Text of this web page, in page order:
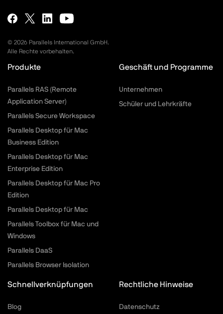
© 2026 Parallels International GmbH.
Alle Rechte vorbehalten.
Produkte
Parallels RAS (Remote
Application Server)
Parallels Secure Workspace
Parallels Desktop für Mac
Business Edition
Parallels Desktop für Mac
Enterprise Edition
Parallels Desktop für Mac Pro
Edition
Parallels Desktop für Mac
Parallels Toolbox für Mac und
Windows
Parallels DaaS
Parallels Browser Isolation
Geschäft und Programme
Unternehmen
Schüler und Lehrkräfte
Schnellverknüpfungen
Blog
Rechtliche Hinweise
Datenschutz